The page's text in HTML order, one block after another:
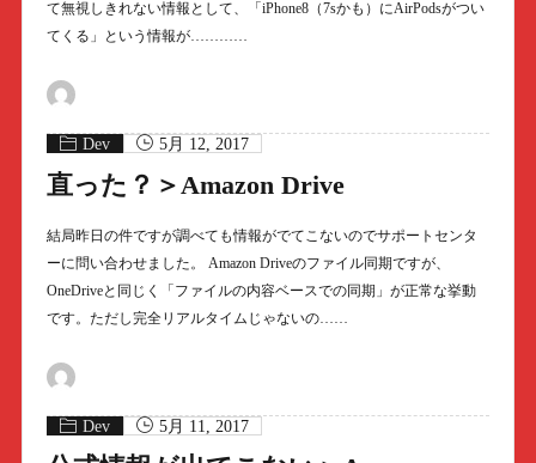
て無視しきれない情報として、「iPhone8（7sかも）にAirPodsがつい
てくる」という情報が…………
Dev 5月 12, 2017
直った？＞Amazon Drive
結局昨日の件ですが調べても情報がでてこないのでサポートセンタ
ーに問い合わせました。 Amazon Driveのファイル同期ですが、
OneDriveと同じく「ファイルの内容ベースでの同期」が正常な挙動
です。ただし完全リアルタイムじゃないの……
Dev 5月 11, 2017